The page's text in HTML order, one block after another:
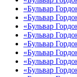
«Бульвар
«Бульвар
«Бульвар
«Бульвар
«Бульвар
«Бульвар
«Бульвар
«Бульвар